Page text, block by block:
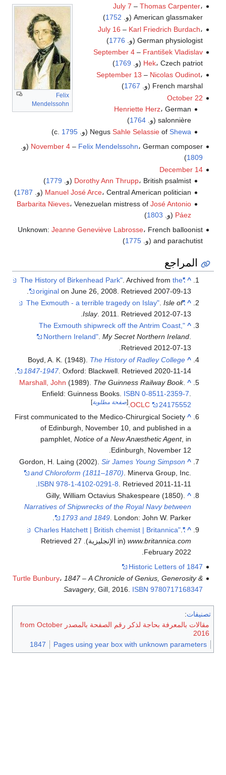
Felix
Mendelssohn
July 7 – Thomas Carpenter،
American glassmaker (و.
1752
)
July 16 – Karl Friedrich Burdach،
German physiologist (و.
1776
)
September 4– František Vladislav
Hek، Czech patriot (و. 1769
)
September 13 – Nicolas Oudinot،
French marshal (و.
1767
)
October 22
Henriette Herz، German
salonnière (و.
1764
)
NegusSahle Selassie ofShewa (و. c. 1795
)
November 4– Felix Mendelssohn، German composer (و.
1809
)
December 14
Dorothy Ann Thrupp، British psalmist (و. 1779
)
Manuel José Arce، Central American politician (و. 1787
)
Barbarita Nieves، Venezuelan mistress ofJosé Antonio
Páez (و. 1803
)
Unknown: Jeanne Geneviève Labrosse، French balloonist
and parachutist (و.
1775
)
المراجع
^
"The History of Birkenhead Park"
. Archived fromthe
original on June 26, 2008 . Retrieved 2007-09-13
^
"The Exmouth - a terrible tragedy on Islay"
.Isle of
Islay. 2011 . Retrieved 2012-07-13
.
^
"The Exmouth shipwreck off the Antrim Coast,
Northern Ireland".My Secret Northern Ireland.
Retrieved2012-07-13
.
^
Boyd, A. K. (1948). The History of Radley College
1847-1947. Oxford: Blackwell . Retrieved 2020-11-14
^
Marshall, John (1989). The Guinness Railway Book.
Enfield: Guinness Books. ISBN 0-8511-2359-7.
OCLC
24175552
.
[صفحة مطلوبة]
^
First communicated to the Medico-Chirurgical Society
of Edinburgh, November 10, and published in a
pamphlet,Notice of a New Anæsthetic Agent, in
Edinburgh, November 12.
^
Gordon, H. Laing (2002).Sir James Young Simpson
and Chloroform (1811–1870) . Minerva Group, Inc.
ISBN 978-1-4102-0291-8 . Retrieved 2011-11-11
^
Gilly, William Octavius Shakespeare (1850).
Narratives of Shipwrecks of the Royal Navy between
1793 and 1849. London: John W. Parker.
^
"Charles Hatchett | British chemist | Britannica"
.
www.britannica.com(in الإنجليزية) . Retrieved
27
February 2022
Historic Letters of 1847
Turtle Bunbury، 1847 – A Chronicle of Genius, Generosity &
Savagery, Gill, 2016. ISBN 9780717168347
تصنيفات:
مقالات بالمعرفة بحاجة لذكر رقم الصفحة بالمصدر from October
2016
Pages using year box with unknown parameters
1847